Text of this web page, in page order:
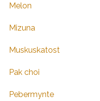
Melon
Mizuna
Muskuskatost
Pak choi
Pebermynte